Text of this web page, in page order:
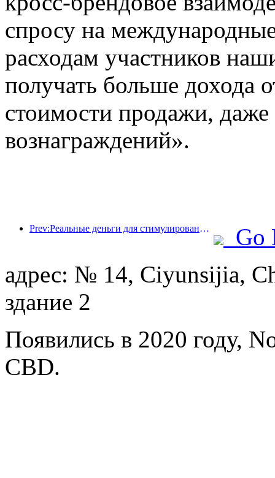
спросу на
расходам участников
получать больше дохода
стоимости продажи,
вознаграждений».
Prev:Реальные деньги для стимулирования потребления, во многих местах были выпущены купоны на культурные и туристические расходы 1 мая
Go
адрес: № 14, Ciyunsijia,
здание 2
Появились в 2020 году,
CBD.